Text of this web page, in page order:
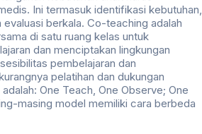
Ini termasuk identifikasi kebutuhan,
berkala. Co-teaching adalah
di satu ruang kelas untuk
dan menciptakan lingkungan
pembelajaran dan
pelatihan dan dukungan
One Teach, One Observe; One
masing model memiliki cara berbeda